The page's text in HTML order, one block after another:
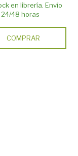
en librería. Envío
48 horas
COMPRAR